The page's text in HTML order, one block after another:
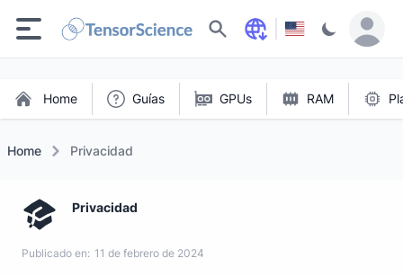
Buscar
Home Guías GPUs RAM
Home Privacidad
Privacidad
Publicado en: 11 de febrero de 2024